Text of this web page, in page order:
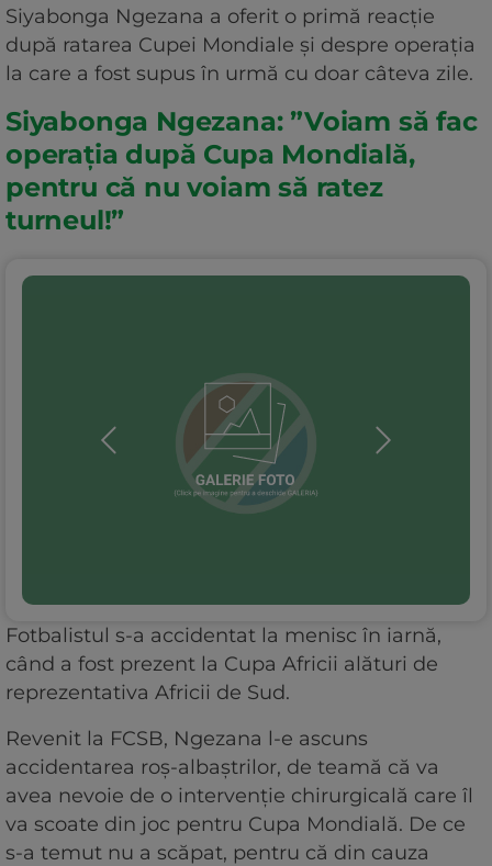
Siyabonga Ngezana a oferit o primă reacție
după ratarea Cupei Mondiale și despre operația
la care a fost supus în urmă cu doar câteva zile.
Siyabonga Ngezana: ”Voiam să fac
operația după Cupa Mondială,
pentru că nu voiam să ratez
turneul!”
Fotbalistul s-a accidentat la menisc în iarnă,
când a fost prezent la Cupa Africii alături de
reprezentativa Africii de Sud.
Revenit la FCSB, Ngezana l-e ascuns
accidentarea roș-albaștrilor, de teamă că va
avea nevoie de o intervenție chirurgicală care îl
va scoate din joc pentru Cupa Mondială. De ce
s-a temut nu a scăpat, pentru că din cauza